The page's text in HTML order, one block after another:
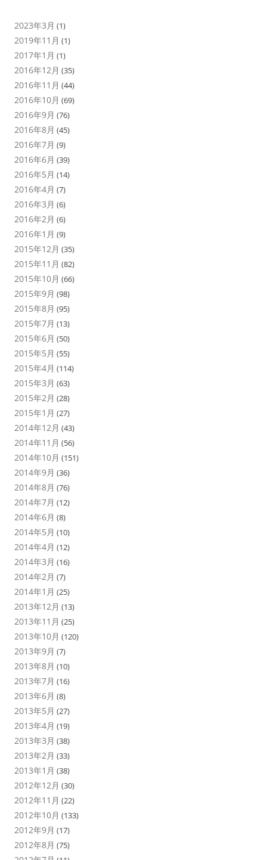
2023年3月 (1)
2019年11月 (1)
2017年1月 (1)
2016年12月 (35)
2016年11月 (44)
2016年10月 (69)
2016年9月 (76)
2016年8月 (45)
2016年7月 (9)
2016年6月 (39)
2016年5月 (14)
2016年4月 (7)
2016年3月 (6)
2016年2月 (6)
2016年1月 (9)
2015年12月 (35)
2015年11月 (82)
2015年10月 (66)
2015年9月 (98)
2015年8月 (95)
2015年7月 (13)
2015年6月 (50)
2015年5月 (55)
2015年4月 (114)
2015年3月 (63)
2015年2月 (28)
2015年1月 (27)
2014年12月 (43)
2014年11月 (56)
2014年10月 (151)
2014年9月 (36)
2014年8月 (76)
2014年7月 (12)
2014年6月 (8)
2014年5月 (10)
2014年4月 (12)
2014年3月 (16)
2014年2月 (7)
2014年1月 (25)
2013年12月 (13)
2013年11月 (25)
2013年10月 (120)
2013年9月 (7)
2013年8月 (10)
2013年7月 (16)
2013年6月 (8)
2013年5月 (27)
2013年4月 (19)
2013年3月 (38)
2013年2月 (33)
2013年1月 (38)
2012年12月 (30)
2012年11月 (22)
2012年10月 (133)
2012年9月 (17)
2012年8月 (75)